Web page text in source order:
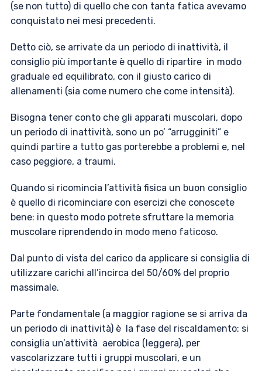
(se non tutto) di quello che con tanta fatica avevamo
conquistato nei mesi precedenti.
Detto ciò, se arrivate da un periodo di inattività, il
consiglio più importante è quello di ripartire in modo
graduale ed equilibrato, con il giusto carico di
allenamenti (sia come numero che come intensità).
Bisogna tener conto che gli apparati muscolari, dopo
un periodo di inattività, sono un po’ “arrugginiti” e
quindi partire a tutto gas porterebbe a problemi e, nel
caso peggiore, a traumi.
Quando si ricomincia l’attività fisica un buon consiglio
è quello di ricominciare con esercizi che conoscete
bene: in questo modo potrete sfruttare la memoria
muscolare riprendendo in modo meno faticoso.
Dal punto di vista del carico da applicare si consiglia di
utilizzare carichi all’incirca del 50/60% del proprio
massimale.
Parte fondamentale (a maggior ragione se si arriva da
un periodo di inattività) è la fase del riscaldamento: si
consiglia un’attività aerobica (leggera), per
vascolarizzare tutti i gruppi muscolari, e un